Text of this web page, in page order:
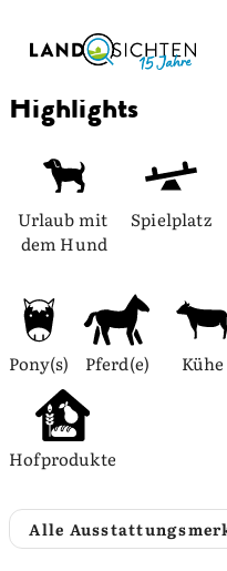
Highlights
Urlaub mit
dem Hund
Spielplatz
Pony(s) Pferd(e) Kühe
Hofprodukte
Alle